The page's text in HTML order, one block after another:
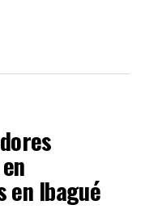
Ibagué